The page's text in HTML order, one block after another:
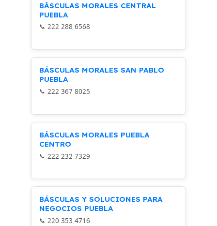
BÁSCULAS MORALES CENTRAL
PUEBLA
222 288 6568
BÁSCULAS MORALES SAN PABLO
PUEBLA
222 367 8025
BÁSCULAS MORALES PUEBLA
CENTRO
222 232 7329
BÁSCULAS Y SOLUCIONES PARA
NEGOCIOS PUEBLA
220 353 4716